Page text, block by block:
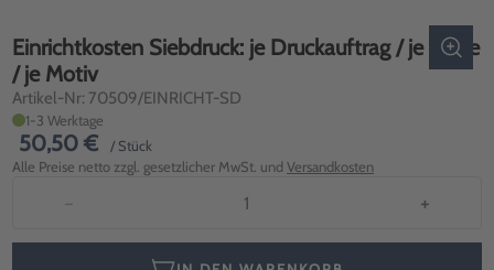
Einrichtkosten Siebdruck: je Druckauftrag / je Farbe
/ je Motiv
Artikel-Nr: 70509/EINRICHT-SD
1-3 Werktage
50,50 €
/ Stück
Alle Preise netto zzgl. gesetzlicher MwSt. und Versandkosten
− +